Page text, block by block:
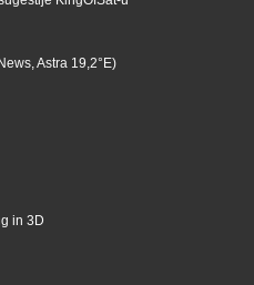
Astra 19,2°E)
in 3D